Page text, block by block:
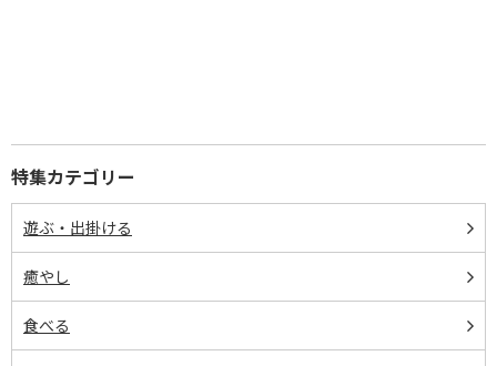
特集カテゴリー
遊ぶ・出掛ける
癒やし
食べる